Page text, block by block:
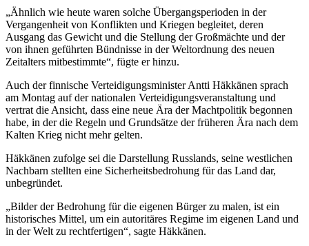
„Ähnlich wie heute waren solche Übergangsperioden in der
Vergangenheit von Konflikten und Kriegen begleitet, deren
Ausgang das Gewicht und die Stellung der Großmächte und der
von ihnen geführten Bündnisse in der Weltordnung des neuen
Zeitalters mitbestimmte“, fügte er hinzu.
Auch der finnische Verteidigungsminister Antti Häkkänen sprach
am Montag auf der nationalen Verteidigungsveranstaltung und
vertrat die Ansicht, dass eine neue Ära der Machtpolitik begonnen
habe, in der die Regeln und Grundsätze der früheren Ära nach dem
Kalten Krieg nicht mehr gelten.
Häkkänen zufolge sei die Darstellung Russlands, seine westlichen
Nachbarn stellten eine Sicherheitsbedrohung für das Land dar,
unbegründet.
„Bilder der Bedrohung für die eigenen Bürger zu malen, ist ein
historisches Mittel, um ein autoritäres Regime im eigenen Land und
in der Welt zu rechtfertigen“, sagte Häkkänen.